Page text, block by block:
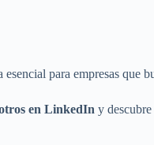
para empresas que
en LinkedIn y